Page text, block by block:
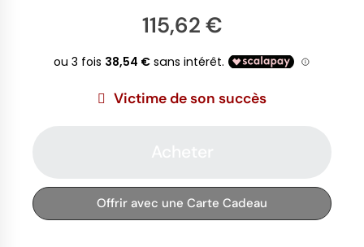
115,62 €
Victime de son succès
Offrir avec une Carte Cadeau